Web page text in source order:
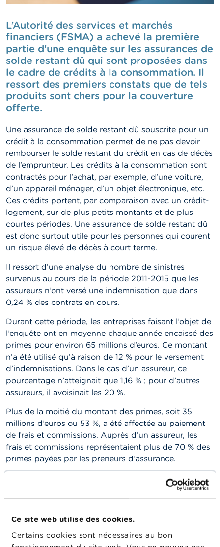
Ce site web utilise des cookies.
Certains cookies sont nécessaires au bon
c
t
u
a
l
i
t
é
s
e
t
i
s
e
s
e
n
g
a
r
d
e
E
m
l
o
s
C
o
n
t
a
c
t
R
c
h
e
r
c
h
L’Autorité des services et marchés
financiers (FSMA) a achevé la première
partie d'une enquête sur les assurances de
solde restant dû qui sont proposées dans
le cadre de crédits à la consommation. Il
ressort des premiers constats que de tels
produits sont chers pour la couverture
offerte.
Une assurance de solde restant dû souscrite pour un
crédit à la consommation permet de ne pas devoir
rembourser le solde restant du crédit en cas de décès
de l’emprunteur. Les crédits à la consommation sont
contractés pour l’achat, par exemple, d’une voiture,
d’un appareil ménager, d’un objet électronique, etc.
Ces crédits portent, par comparaison avec un crédit-
logement, sur de plus petits montants et de plus
courtes périodes. Une assurance de solde restant dû
est donc surtout utile pour les personnes qui courent
un risque élevé de décès à court terme.
Il ressort d’une analyse du nombre de sinistres
survenus au cours de la période 2011-2015 que les
assureurs n’ont versé une indemnisation que dans
0,24 % des contrats en cours.
Durant cette période, les entreprises faisant l’objet de
l’enquête ont en moyenne chaque année encaissé des
primes pour environ 65 millions d’euros. Ce montant
n’a été utilisé qu’à raison de 12 % pour le versement
d’indemnisations. Dans le cas d’un assureur, ce
pourcentage n’atteignait que 1,16 % ; pour d’autres
assureurs, il avoisinait les 20 %.
Plus de la moitié du montant des primes, soit 35
millions d’euros ou 53 %, a été affectée au paiement
de frais et commissions. Auprès d’un assureur, les
frais et commissions représentaient plus de 70 % des
primes payées par les preneurs d’assurance.
constituaient un bénéfice pour l’entreprise
d’assurances, abstraction faite des éventuelles primes
Les premiers constats de l’enquête permettent
également d’affirmer que le montant des